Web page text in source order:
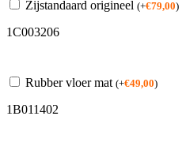
Zijstandaard origineel (+€79,00)
1C003206
Rubber vloer mat (+€49,00)
1B011402